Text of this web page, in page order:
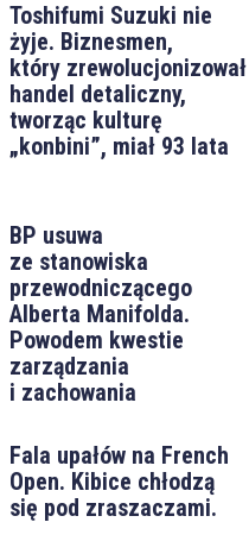
Toshifumi Suzuki nie
żyje. Biznesmen,
który zrewolucjonizował
handel detaliczny,
tworząc kulturę
„konbini”, miał 93 lata
BP usuwa
ze stanowiska
przewodniczącego
Alberta Manifolda.
Powodem kwestie
zarządzania
i zachowania
Fala upałów na French
Open. Kibice chłodzą
się pod zraszaczami.